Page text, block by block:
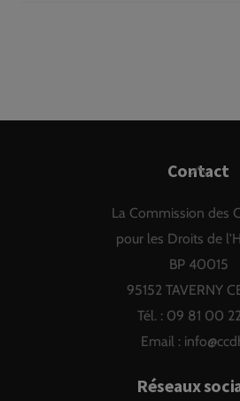
Back
Top
Contact
La Commission des
pour les Droits de
BP 40015
95152 TAVERNY
Tél. : 09 81 00
Email :
Réseaux